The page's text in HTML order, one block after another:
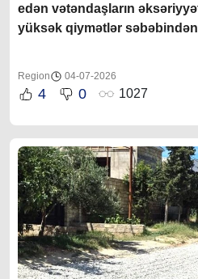
edən vətəndaşların
yüksək qiymətlər
Region 04-07-2026
4 0 1027